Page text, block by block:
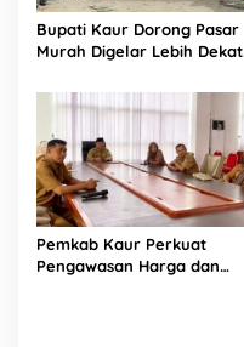
Bupati Kaur Dorong Pasar
Murah Digelar Lebih Dekat
Pemkab Kaur Perkuat
Pengawasan Harga dan